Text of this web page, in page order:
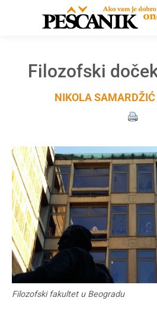
Filozofski
NIKOLA SAMARDŽIĆ
Filozofski fakultet u Beogradu